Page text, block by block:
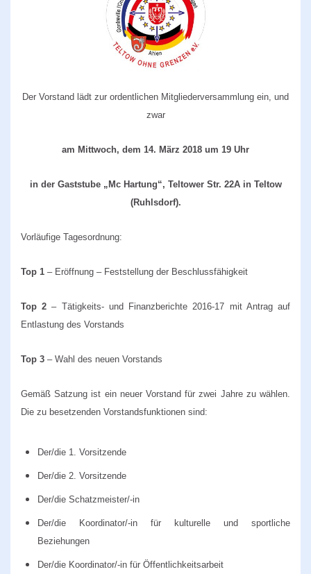
Der Vorstand lädt zur ordentlichen Mitgliederversammlung ein, und
zwar
am Mittwoch, dem 14. März 2018 um 19 Uhr
in der Gaststube „Mc Hartung“, Teltower Str. 22A in Teltow
(Ruhlsdorf).
Vorläufige Tagesordnung:
Top 1 – Eröffnung – Feststellung der Beschlussfähigkeit
Top 2 – Tätigkeits- und Finanzberichte 2016-17 mit Antrag auf
Entlastung des Vorstands
Top 3 – Wahl des neuen Vorstands
Gemäß Satzung ist ein neuer Vorstand für zwei Jahre zu wählen.
Die zu besetzenden Vorstandsfunktionen sind:
Der/die 1. Vorsitzende
Der/die 2. Vorsitzende
Der/die Schatzmeister/-in
Der/die Koordinator/-in für kulturelle und sportliche
Beziehungen
Der/die Koordinator/-in für Öffentlichkeitsarbeit